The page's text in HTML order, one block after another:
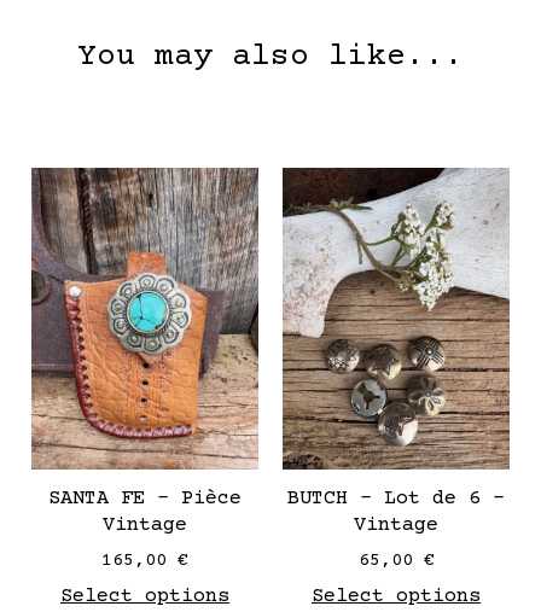
You may also like...
SANTA FE – Pièce
Vintage
165,00 €
Select options
This
product
has
multiple
variants.
The
options
may
be
chosen
BUTCH – Lot de 6 –
Vintage
65,00 €
Select options
This
has
The
may
be